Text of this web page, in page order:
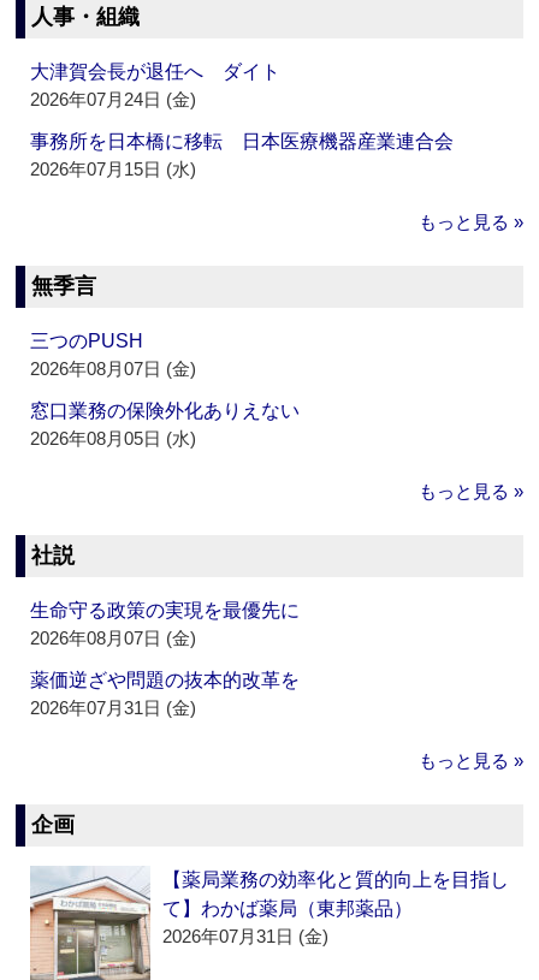
人事・組織
大津賀会長が退任へ ダイト
2026年07月24日 (金)
事務所を日本橋に移転 日本医療機器産業連合会
2026年07月15日 (水)
もっと見る »
無季言
三つのPUSH
2026年08月07日 (金)
窓口業務の保険外化ありえない
2026年08月05日 (水)
もっと見る »
社説
生命守る政策の実現を最優先に
2026年08月07日 (金)
薬価逆ざや問題の抜本的改革を
2026年07月31日 (金)
もっと見る »
企画
【薬局業務の効率化と質的向上を目指し
て】わかば薬局（東邦薬品）
2026年07月31日 (金)